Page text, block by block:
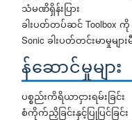
သံမဏိရှိန်းပြား
ခါးပတ်တပ်ဆင် Toolbox ကို
Sonic ခါးပတ်တင်းမာမှုမျာ
န်ဆောင်မှုများ
ပစ္စည်းကိရိယာငှားရမ်းခြင်း
စံကိုက်ညှိခြင်းနှင့်ပြုပြင်ခြင်း